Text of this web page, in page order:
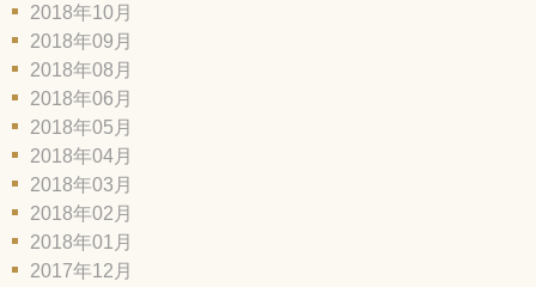
2018年10月
2018年09月
2018年08月
2018年06月
2018年05月
2018年04月
2018年03月
2018年02月
2018年01月
2017年12月